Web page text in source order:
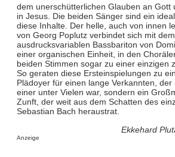
dem unerschütterlichen Glauben an Gott
in Jesus. Die beiden Sänger sind ein
diese Inhalte. Der helle, auch von innen
von Georg Poplutz verbindet sich mit dem
ausdrucksvariablen Bassbariton von
einer organischen Einheit, in den
beiden Stimmen sogar zu einer einzigen
So geraten diese Ersteinspielungen zu
Plädoyer für einen lange Verkannten,
einer unter Vielen war, sondern ein
Zunft, der weit aus dem Schatten des
Sebastian Bach heraustrat.
Ekkehard
Anzeige